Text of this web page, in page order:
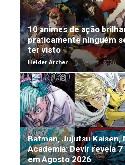
10 animes de ação
praticamente ninguém
ter visto
Helder Archer - 5 , Agosto , 2026
Batman, Jujutsu Kaisen,
Academia: Devir revela
em Agosto 2026